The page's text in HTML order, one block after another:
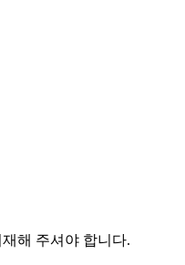
해 주셔야 합니다.